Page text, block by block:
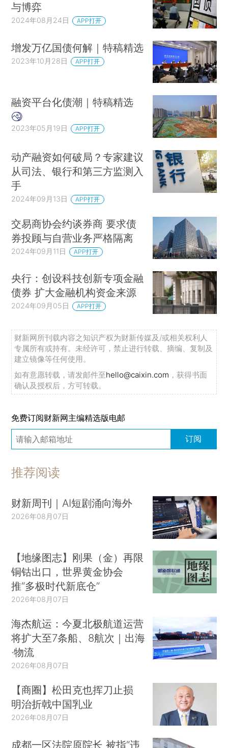
与博弈
2024年08月24日 APP打开
增发万亿国债何解｜特稿精选
2023年10月28日 APP打开
融资平台化债潮｜特稿精选
2023年05月19日 APP打开
动产融资如何破局？专家建议
从司法、银行和第三方监测入
手
2024年09月13日 APP打开
交易商协会约谈券商 要求债
券投顾与自营业务严格隔离
2024年09月11日 APP打开
央行：创设科技创新专项金融
债券 扩大金融机构资金来源
2024年09月05日 APP打开
财新网所刊载内容之知识产权为财新传媒及/或相关权利人
专属所有或持有。未经许可，禁止进行转载、摘编、复制及
建立镜像等任何使用。
如有意愿转载，请发邮件至hello@caixin.com ，获得书面
确认及授权后，方可转载。
免费订阅财新网主编精选版电邮
订阅
推荐阅读
财新周刊｜AI短剧涌向海外
2026年08月07日
【地缘图志】刚果（金）再限
铜钴出口，世界黄金协会
推“多极时代新底仓”
2026年08月07日
海杰航运：今夏北极航道运营
将扩大至7条船、8航次｜出海
·物流
2026年08月07日
【商圈】松田克也挥刀止损
明治折戟中国乳业
2026年08月07日
成都一区法院原院长 被指“违